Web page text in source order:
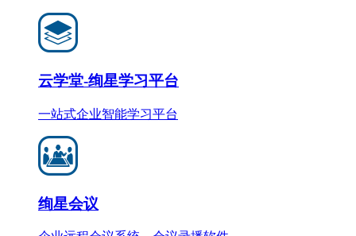
云学堂-绚星学习平台
一站式企业智能学习平台
绚星会议